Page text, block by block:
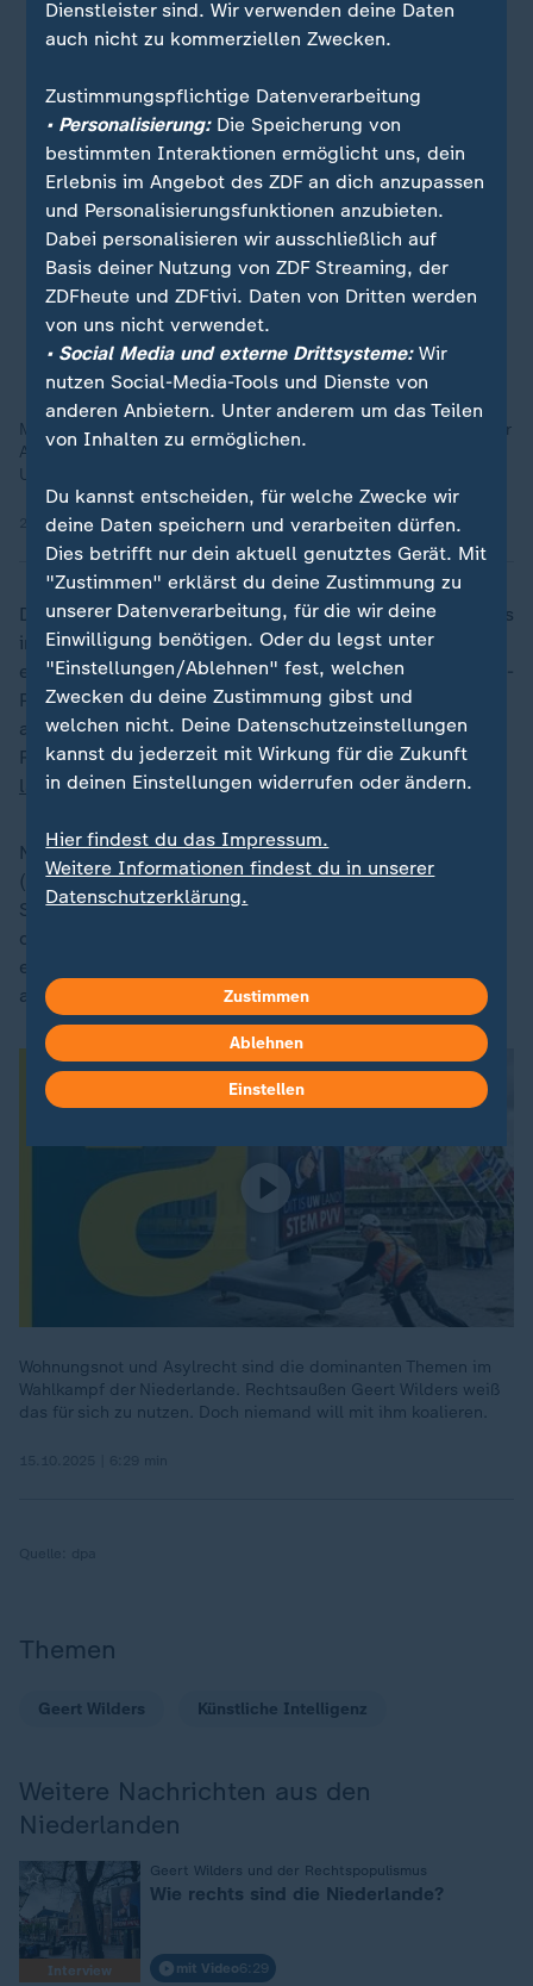
Migration, Wohnungsnot und ein gespaltenes Land kurz vor der
Abstimmung. Rechtspopulist Geert Wilders liegt in den
Umfragen vorn, doch die politische Zukunft ist offen.
25.10.2025 | 1:30 min
Der Fall kommt zu einem kritischen Moment für Wilders
im Wahlkampf. Die Niederländer wählen am Mittwoch
ein neues Parlament. Wilders war mit seiner Anti-Islam-
Partei 2023 noch stärkste Kraft geworden, steht nun
aber zunehmend in der Defensive. Er hatte die rechte
Regierungskoalitionnach nur elf Monaten platzen
lassen.
Nach den Umfragen steht seine Partei für die Freiheit
(PVV) zwar noch mit knapp 20 Prozent an erster
Stelle. Doch dicht gefolgt von drei weiteren Parteien,
darunter das rot-grüne Bündnis. Außerdem haben alle
etablierten Parteien eine Zusammenarbeit mit Wilders
abgelehnt.
Wohnungsnot und Asylrecht sind die dominanten Themen im
Wahlkampf der Niederlande. Rechtsaußen Geert Wilders weiß
das für sich zu nutzen. Doch niemand will mit ihm koalieren.
Themen
Geert Wilders Künstliche Intelligenz
Weitere Nachrichten aus den
Niederlanden
Interview
Geert Wilders und der Rechtspopulismus
Wie rechts sind die Niederlande?
mit Video6:29
Dienstleister sind. Wir verwenden deine Daten
auch nicht zu kommerziellen Zwecken.
Zustimmungspflichtige Datenverarbeitung
• Personalisierung:Die Speicherung von
bestimmten Interaktionen ermöglicht uns, dein
Erlebnis im Angebot des ZDF an dich anzupassen
und Personalisierungsfunktionen anzubieten.
Dabei personalisieren wir ausschließlich auf
Basis deiner Nutzung von ZDF Streaming, der
ZDFheute und ZDFtivi. Daten von Dritten werden
von uns nicht verwendet.
• Social Media und externe Drittsysteme:Wir
nutzen Social-Media-Tools und Dienste von
anderen Anbietern. Unter anderem um das Teilen
von Inhalten zu ermöglichen.
Du kannst entscheiden, für welche Zwecke wir
deine Daten speichern und verarbeiten dürfen.
Dies betrifft nur dein aktuell genutztes Gerät. Mit
"Zustimmen" erklärst du deine Zustimmung zu
unserer Datenverarbeitung, für die wir deine
Einwilligung benötigen. Oder du legst unter
"Einstellungen/Ablehnen" fest, welchen
Zwecken du deine Zustimmung gibst und
welchen nicht. Deine Datenschutzeinstellungen
kannst du jederzeit mit Wirkung für die Zukunft
in deinen Einstellungen widerrufen oder ändern.
Hier findest du das Impressum.
Weitere Informationen findest du in unserer
Datenschutzerklärung.
Zustimmen
Ablehnen
Einstellen